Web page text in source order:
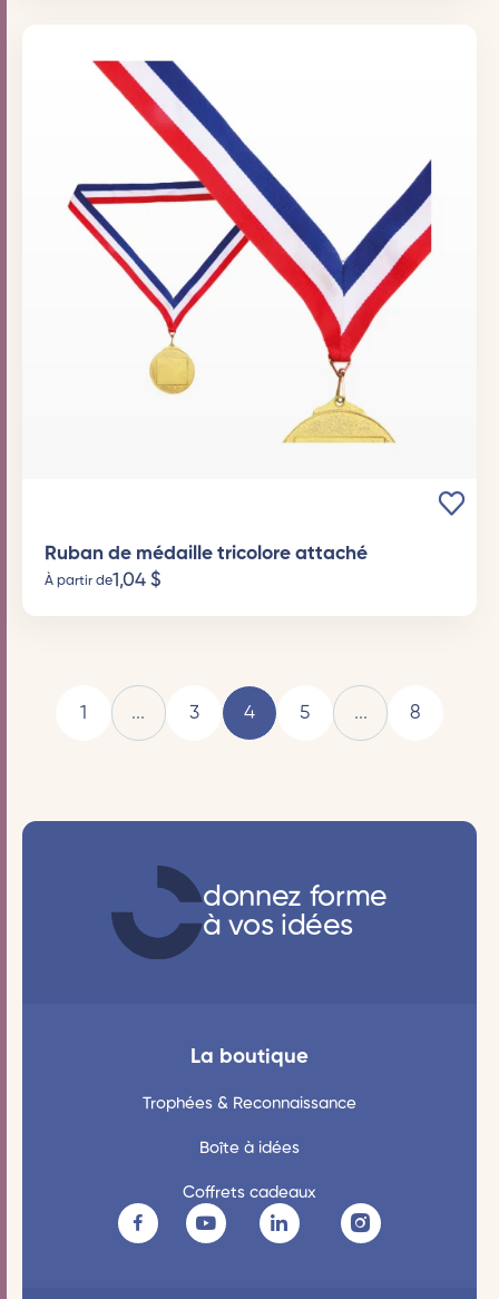
Ruban de médaille tricolore attaché
À partir de1,04 $
1 ... 3 4 5 ... 8
donnez forme
à vos idées
La boutique
Trophées & Reconnaissance
Boîte à idées
Coffrets cadeaux